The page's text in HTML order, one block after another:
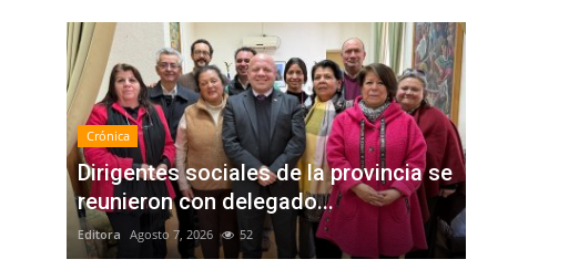
Crónica
Dirigentes sociales de la provincia se
reunieron con delegado...
Editora Agosto 7, 2026 52